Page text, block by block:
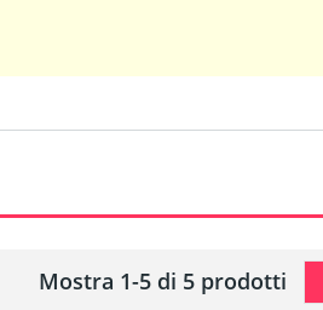
Mostra 1-5 di 5 prodotti